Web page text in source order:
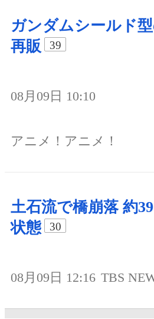
ガンダムシールド
再販
39
08月09日 10:10
アニメ！アニメ！
土石流で橋崩落 約
状態
30
08月09日 12:16 TBS